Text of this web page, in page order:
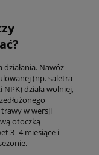
Nawóz
(np. saletra
działa wolniej,
w wersji
otoczką
3–4 miesiące i